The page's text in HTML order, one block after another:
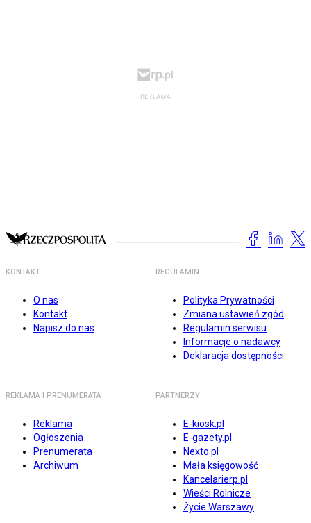
KONTAKT
O nas
Kontakt
Napisz do nas
REGULAMIN
Polityka Prywatności
Zmiana ustawień zgód
Regulamin serwisu
Informacje o nadawcy
Deklaracja dostępności
REKLAMA I PRENUMERATA
Reklama
Ogłoszenia
Prenumerata
Archiwum
PARTNERZY
E-kiosk.pl
E-gazety.pl
Nexto.pl
Mała księgowość
Kancelarierp.pl
Wieści Rolnicze
Życie Warszawy